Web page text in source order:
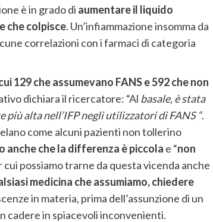
è in grado di aumentare il liquido
che colpisce. Un’infiammazione insomma da
correlazioni con i farmaci di categoria
129 che assumevano FANS e 592 che non
dichiara il ricercatore: “Al basale, è stata
alta nell’IFP negli utilizzatori di FANS “.
come alcuni pazienti non tollerino
che la differenza è piccola e “non
possiamo trarne da questa vicenda anche
medicina che assumiamo, chiedere
in materia, prima dell’assunzione di un
cadere in spiacevoli inconvenienti.